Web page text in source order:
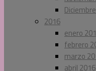
2016
enero
febrero
marzo
abril 2016